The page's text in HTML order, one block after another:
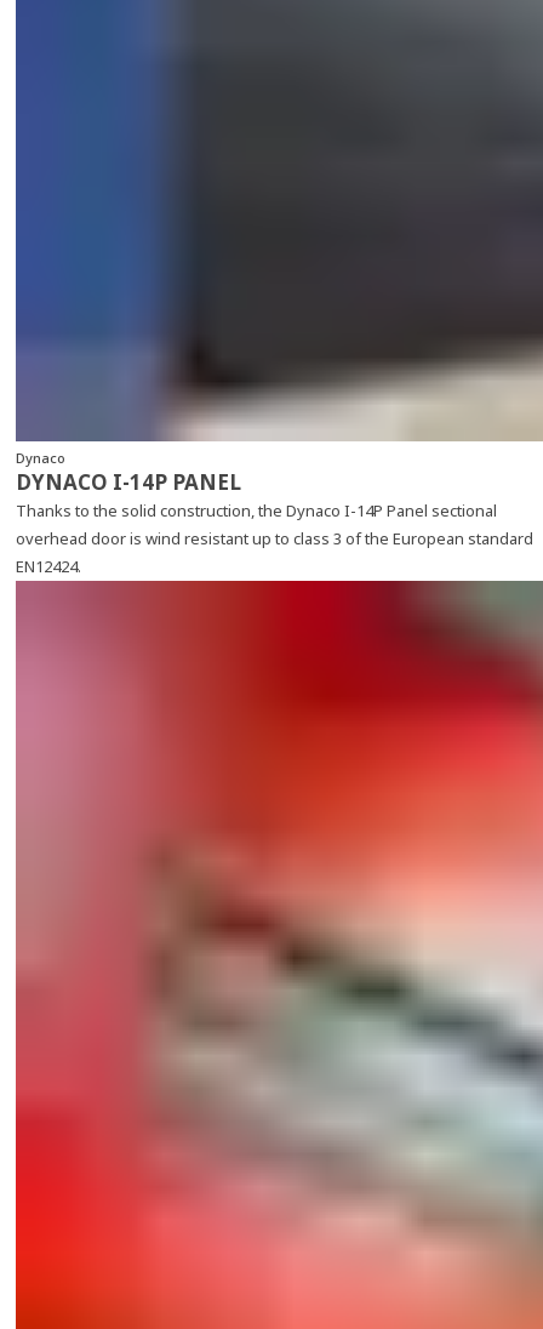
Dynaco
DYNACO I-14P PANEL
Thanks to the solid construction, the Dynaco I-14P Panel sectional
overhead door is wind resistant up to class 3 of the European standard
EN12424.